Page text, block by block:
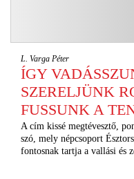
L. Varga Péter
ÍGY
SZERELJÜNK
FUSSUNK A
A cím kissé megtévesztő,
szó, mely népcsoport
fontosnak tartja a vallási és